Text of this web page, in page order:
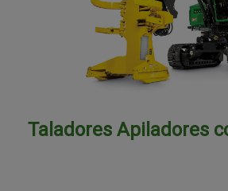
Taladores Apiladores